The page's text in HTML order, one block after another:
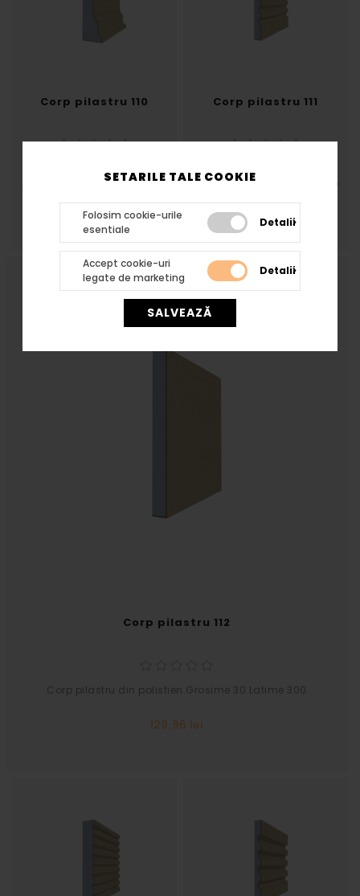
SETARILE TALE COOKIE
Folosim cookie-urile
esentiale
Detalii
Accept cookie-uri
legate de marketing
Detalii
SALVEAZĂ
Corp pilastru 110
polistien.Grosime 77 Latime
177,36 lei
Corp pilastru 111
polistien.Grosime 30 Latime
129,96 lei
Corp pilastru 112
Corp pilastru din polistien.Grosime 30 Latime 300
129,96 lei